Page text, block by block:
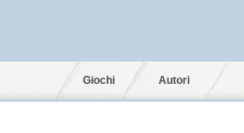
Giochi Autori